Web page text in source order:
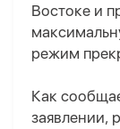
Востоке и
режим
Как
заявлении,